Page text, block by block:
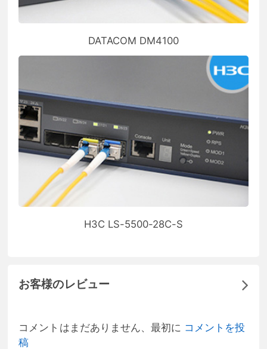
DATACOM DM4100
H3C LS-5500-28C-S
お客様のレビュー
コメントはまだありません、最初に コメントを投
稿